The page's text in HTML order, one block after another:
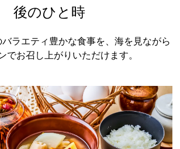
後のひと時
ラエティ豊かな食事を、海を見ながら
でお召し上がりいただけます。